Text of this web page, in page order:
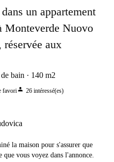
un appartement
Monteverde Nuovo
aux
bain 140 m2
favoriperson 26 intéressé(es)
la maison pour s'assurer que
que vous voyez dans l'annonce.